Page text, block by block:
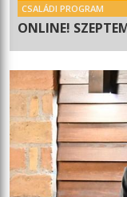
CSALÁDI PROGRAM
ONLINE!